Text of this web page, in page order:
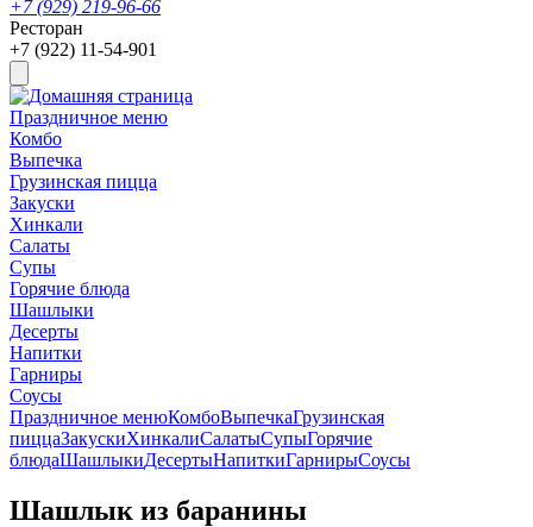
+7 (929) 219-96-66
Ресторан
+7 (922) 11-54-901
Праздничное меню
Комбо
Выпечка
Грузинская пицца
Закуски
Хинкали
Салаты
Супы
Горячие блюда
Шашлыки
Десерты
Напитки
Гарниры
Соусы
Праздничное менюКомбоВыпечкаГрузинская
пиццаЗакускиХинкалиСалатыСупыГорячие
блюдаШашлыкиДесертыНапиткиГарнирыСоусы
Шашлык из баранины